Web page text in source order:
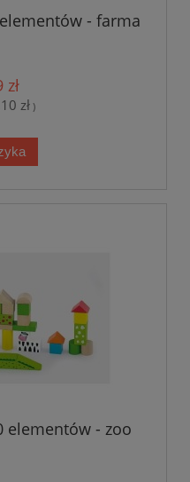
- farma
zł
zł)
elementów - zoo